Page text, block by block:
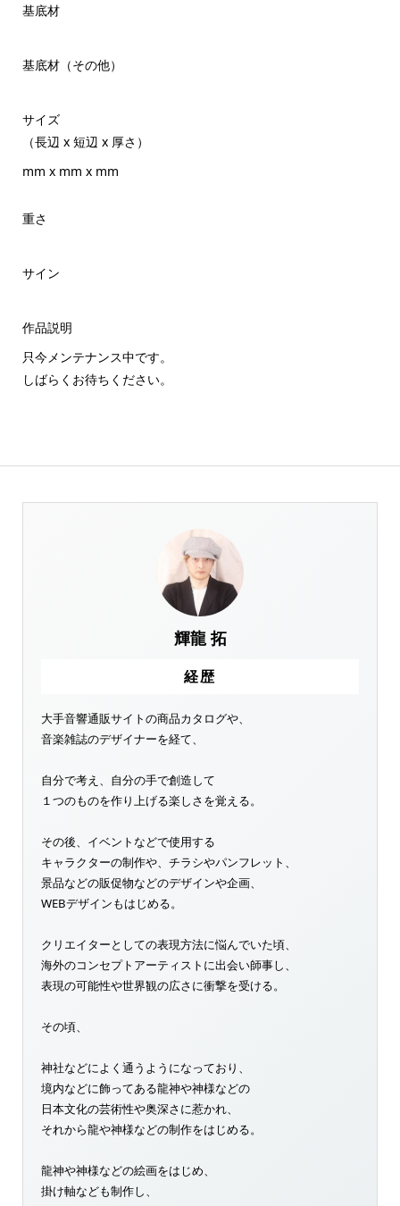
基底材
基底材（その他）
サイズ
（長辺 x 短辺 x 厚さ）
mm x mm x mm
重さ
サイン
作品説明
只今メンテナンス中です。
しばらくお待ちください。
輝龍 拓
経歴
大手音響通販サイトの商品カタログや、
音楽雑誌のデザイナーを経て、
自分で考え、自分の手で創造して
１つのものを作り上げる楽しさを覚える。
その後、イベントなどで使用する
キャラクターの制作や、チラシやパンフレット、
景品などの販促物などのデザインや企画、
WEBデザインもはじめる。
クリエイターとしての表現方法に悩んでいた頃、
海外のコンセプトアーティストに出会い師事し、
表現の可能性や世界観の広さに衝撃を受ける。
その頃、
神社などによく通うようになっており、
境内などに飾ってある龍神や神様などの
日本文化の芸術性や奥深さに惹かれ、
それから龍や神様などの制作をはじめる。
龍神や神様などの絵画をはじめ、
掛け軸なども制作し、